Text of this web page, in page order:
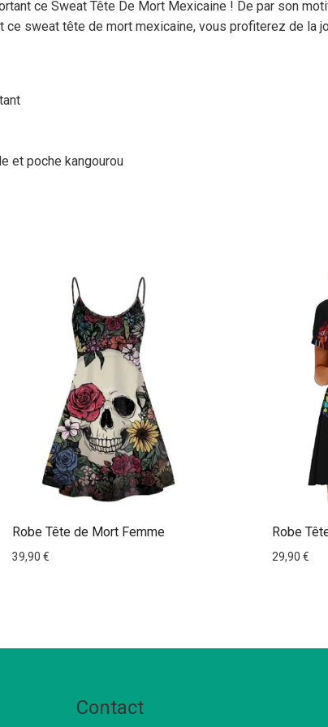
ce Sweat Tête De Mort Mexicaine ! De par son
sweat tête de mort mexicaine, vous profiterez de la
et poche kangourou
Robe Tête de Mort Femme
39,90 €
Robe
29,90 €
Contact